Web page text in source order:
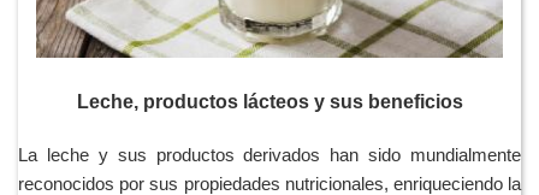
Leche, productos lácteos y sus beneficios
La leche y sus productos derivados han sido mundialmente
reconocidos por sus propiedades nutricionales, enriqueciendo la